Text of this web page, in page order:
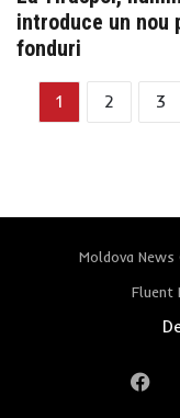
introduce un nou
fonduri
1 2 3
Moldova
Fluent